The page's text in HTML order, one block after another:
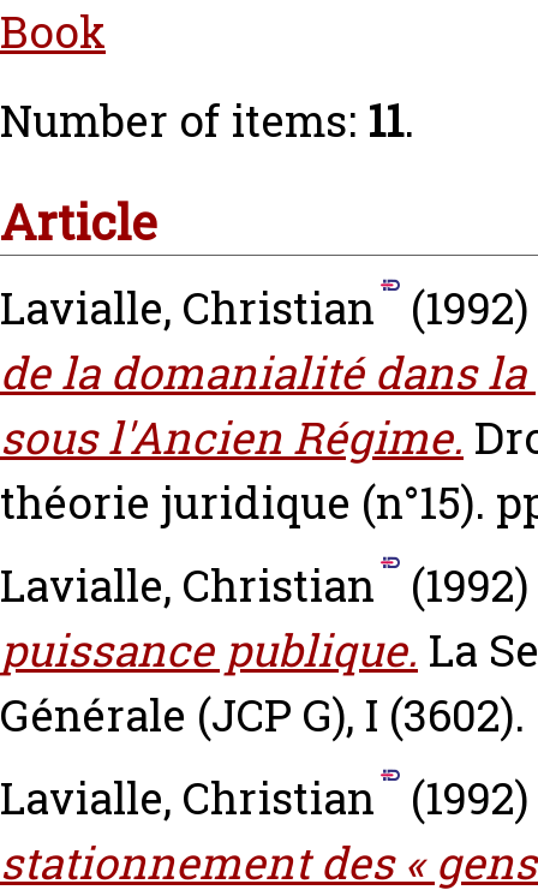
Book
Number of items: 11.
Article
Lavialle, Christian
(1992)
de la domanialité dans
sous l'Ancien Régime.
théorie juridique (n°15).
Lavialle, Christian
(1992)
puissance publique. La
Générale (JCP G), I (3602).
Lavialle, Christian
(1992)
stationnement des «